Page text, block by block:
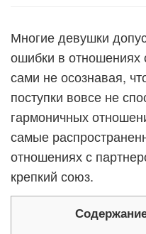
Многие девушки
ошибки в
сами не осознавая,
поступки вовсе не
гармоничных
самые
отношениях с
крепкий союз.